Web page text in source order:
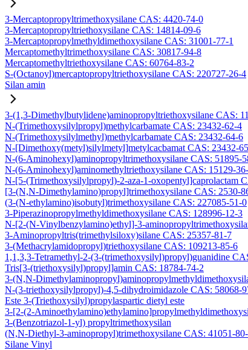
3-Mercaptopropyltrimethoxysilane CAS: 4420-74-0
3-Mercaptopropyltriethoxysilane CAS: 14814-09-6
3-Mercaptopropylmethyldimethoxysilane CAS: 31001-77-1
Mercaptomethyltrimethoxysilane CAS: 30817-94-8
Mercaptomethyltriethoxysilane CAS: 60764-83-2
S-(Octanoyl)mercaptopropyltriethoxysilane CAS: 220727-26-4
Silan amin
3-(1,3-Dimethylbutylidene)aminopropyltriethoxysilane CAS:
N-(Trimethoxysilylpropyl)methylcarbamate CAS: 23432-62-4
N-(Trimethoxysilylmethyl)methylcarbamate CAS: 23432-64-6
N-[Dimethoxy(metyl)silylmetyl]metylcacbamat CAS: 23432-
N-(6-Aminohexyl)aminopropyltrimethoxysilane CAS: 51895-
N-(6-Aminohexyl)aminomethyltriethoxysilane CAS: 15129-
N-[5-(Trimethoxysilylpropyl)-2-aza-1-oxopentyl]caprolactam
[3-(N,N-Dimethylamino)propyl]trimethoxysilane CAS: 2530-
(3-(N-ethylamino)isobutyl)trimethoxysilane CAS: 227085-51-0
3-Piperazinopropylmethyldimethoxysilane CAS: 128996-12-3
N-[2-(N-Vinylbenzylamino)ethyl]-3-
3-Aminopropyltris(trimethylsiloxy)silane CAS: 25357-81-7
3-(Methacrylamidopropyl)triethoxysilane CAS: 109213-85-6
1,1,3,3-Tetramethyl-2-(3-(trimethoxysilyl)propyl)guanidine
Tris[3-(triethoxysilyl)propyl]amin CAS: 18784-74-2
3-(N,N-
N-(3-triethoxysilylpropyl)-4,5-dihydroimidazole CAS: 58068-
Este 3-(Triethoxysilyl)propylaspartic dietyl este
3-[2-(2-
3-(Benzotriazol-1-yl) propyltrimethoxysilan
(N,N-Diethyl-3-aminopropyl)trimethoxysilane CAS: 41051-
Silane Vinyl